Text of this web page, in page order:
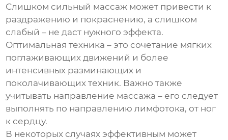
Слишком сильный массаж может привести к
раздражению и покраснению, а слишком
слабый – не даст нужного эффекта.
Оптимальная техника – это сочетание мягких
поглаживающих движений и более
интенсивных разминающих и
поколачивающих техник. Важно также
учитывать направление массажа – его следует
выполнять по направлению лимфотока, от ног
к сердцу.
В некоторых случаях эффективным может